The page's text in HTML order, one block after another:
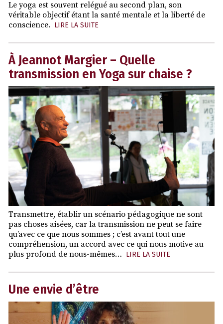
Le yoga est souvent relégué au second plan, son
véritable objectif étant la santé mentale et la liberté de
conscience. LIRE LA SUITE
À Jeannot Margier – Quelle
transmission en Yoga sur chaise ?
Transmettre, établir un scénario pédagogique ne sont
pas choses aisées, car la transmission ne peut se faire
qu’avec ce que nous sommes ; c’est avant tout une
compréhension, un accord avec ce qui nous motive au
plus profond de nous-mêmes… LIRE LA SUITE
Une envie d’être